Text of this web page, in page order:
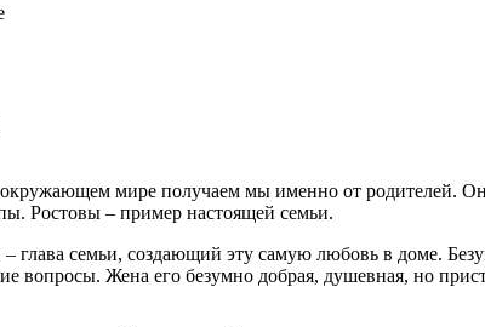
мире получаем мы именно от родителей.
Ростовы – пример настоящей семьи.
семьи, создающий эту самую любовь в доме.
вопросы. Жена его безумно добрая, душевная, но